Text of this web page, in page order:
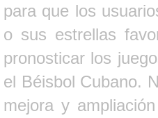
para que los
o sus estrellas
pronosticar los
el Béisbol Cubano.
mejora y